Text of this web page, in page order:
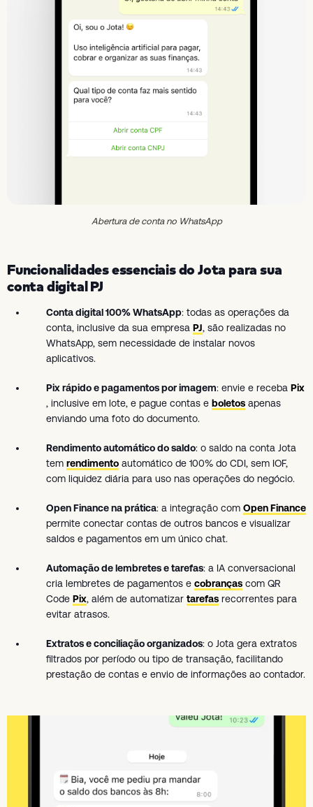
Abertura de conta no WhatsApp
Funcionalidades essenciais do Jota para sua
conta digital PJ
Conta digital 100% WhatsApp: todas as operações da
conta, inclusive da sua empresa PJ, são realizadas no
WhatsApp, sem necessidade de instalar novos
aplicativos.
Pix rápido e pagamentos por imagem: envie e receba Pix
, inclusive em lote, e pague contas e boletos apenas
enviando uma foto do documento.
Rendimento automático do saldo: o saldo na conta Jota
tem rendimento automático de 100% do CDI, sem IOF,
com liquidez diária para uso nas operações do negócio.
Open Finance na prática: a integração com Open Finance
permite conectar contas de outros bancos e visualizar
saldos e pagamentos em um único chat.
Automação de lembretes e tarefas: a IA conversacional
cria lembretes de pagamentos e cobranças com QR
Code Pix, além de automatizar tarefas recorrentes para
evitar atrasos.
Extratos e conciliação organizados: o Jota gera extratos
filtrados por período ou tipo de transação, facilitando
prestação de contas e envio de informações ao contador.